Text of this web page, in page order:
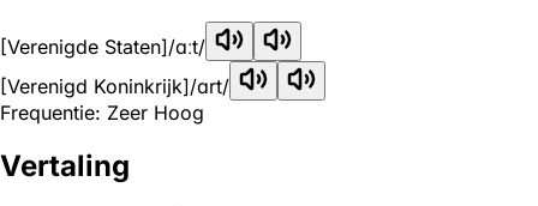
[Verenigde Staten]/ɑːt/
[Verenigd Koninkrijk]/ɑrt/
Frequentie: Zeer Hoog
Vertaling